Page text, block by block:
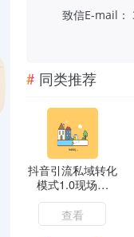
致信E-mail：
同类推荐
抖音引流私域转化
模式1.0现场视
频，从抖音源源不
断把人加到私域买
单
查看